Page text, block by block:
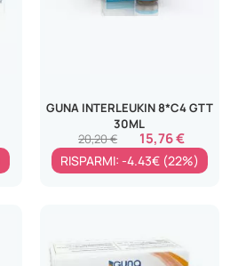
GUNA INTERLEUKIN 8*C4 GTT
30ML
15,76 €
20,20 €
RISPARMI: -4.43€ (22%)